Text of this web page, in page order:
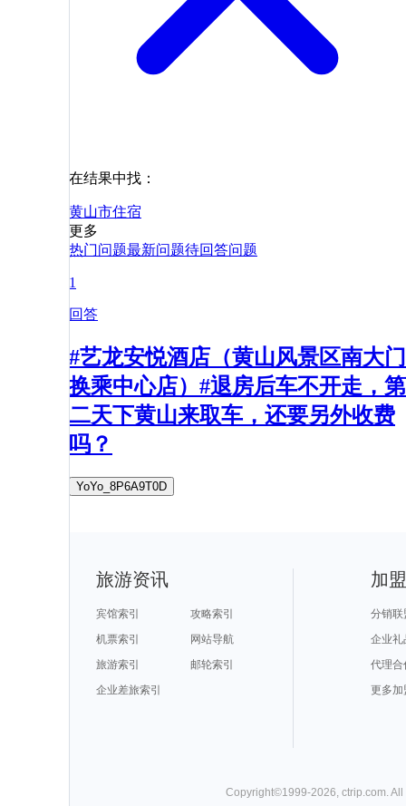
在结果中找：
黄山市住宿
更多
热门问题最新问题待回答问题
1
回答
#艺龙安悦酒店（黄山风景区南大门
换乘中心店）#退房后车不开走，第
二天下黄山来取车，还要另外收费
吗？
YoYo_8P6A9T0D
旅游资讯
宾馆索引
攻略索引
机票索引
网站导航
旅游索引
邮轮索引
企业差旅索引
加
分销联
企业礼
代理合
更多加
Copyright©1999-2026 ctrip.com .